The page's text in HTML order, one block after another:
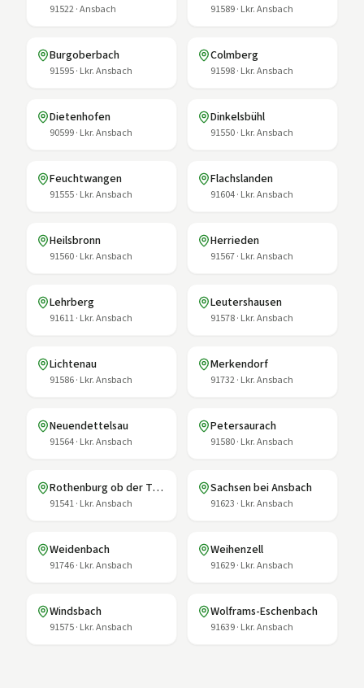
91522·Ansbach 91589· Lkr. Ansbach
Burgoberbach
91595· Lkr. Ansbach
Colmberg
91598· Lkr. Ansbach
Dietenhofen
90599· Lkr. Ansbach
Dinkelsbühl
91550· Lkr. Ansbach
Feuchtwangen
91555· Lkr. Ansbach
Flachslanden
91604· Lkr. Ansbach
Heilsbronn
91560· Lkr. Ansbach
Herrieden
91567· Lkr. Ansbach
Lehrberg
91611· Lkr. Ansbach
Leutershausen
91578· Lkr. Ansbach
Lichtenau
91586· Lkr. Ansbach
Merkendorf
91732· Lkr. Ansbach
Neuendettelsau
91564· Lkr. Ansbach
Petersaurach
91580· Lkr. Ansbach
Rothenburg ob der Tauber
91541· Lkr. Ansbach
Sachsen bei Ansbach
91623 · Lkr. Ansbach
Weidenbach
91746· Lkr. Ansbach
Weihenzell
91629· Lkr. Ansbach
Windsbach
91575· Lkr. Ansbach
Wolframs-Eschenbach
91639· Lkr. Ansbach